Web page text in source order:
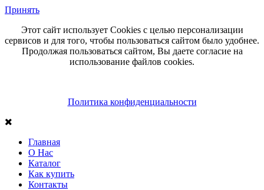
Принять
Этот сайт использует Cookies с целью персонализации
сервисов и для того, чтобы пользоваться сайтом было удобнее.
Продолжая пользоваться сайтом, Вы даете согласие на
использование файлов cookies.
Политика конфиденциальности
Главная
О Нас
Каталог
Как купить
Контакты